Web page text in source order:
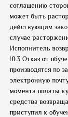
соглашению
может быть
действующим
случае
Исполнитель
10.3 Отказ от
производятся по
электронную
момента оплаты
средства
приступил к